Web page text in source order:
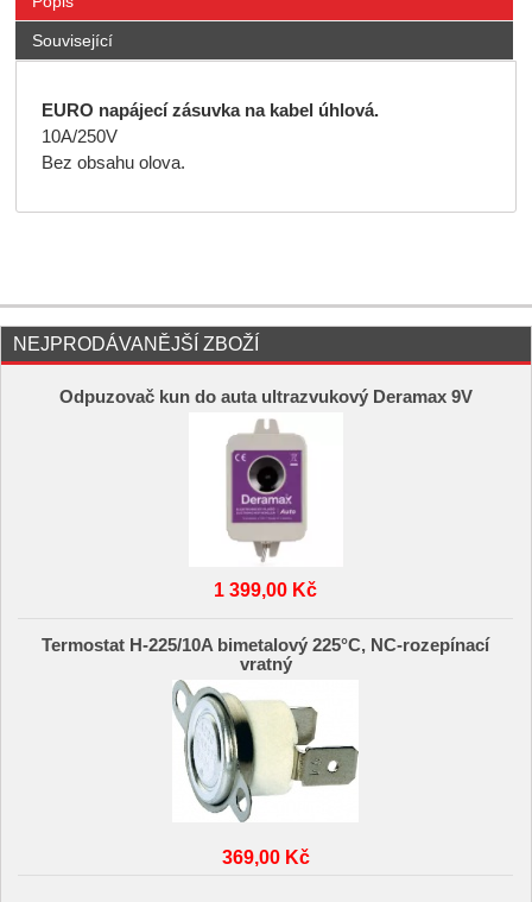
Související
EURO napájecí zásuvka na kabel úhlová.
10A/250V
Bez obsahu olova.
NEJPRODÁVANĚJŠÍ ZBOŽÍ
Odpuzovač kun do auta ultrazvukový Deramax 9V
1 399,00 Kč
Termostat H-225/10A bimetalový 225°C, NC-rozepínací
vratný
369,00 Kč